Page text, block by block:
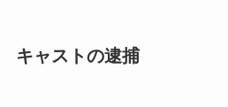
キャストの逮捕